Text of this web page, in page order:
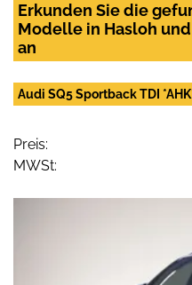
Erkunden Sie die
Modelle in Hasloh
an
Audi SQ5 Sportback TDI
Preis:
MWSt: